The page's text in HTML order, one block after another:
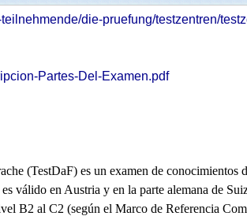
die-pruefung/testzentren/
Partes-Del-Examen.pdf
(TestDaF) es un examen de
válido en Austria y en la parte alemana de
B2 al C2 (según el Marco de Referencia